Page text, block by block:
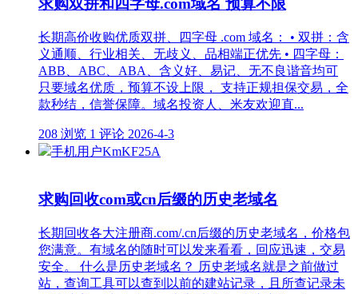
求购双拼和四字母.com域名 预算不限
长期高价收购优质双拼、四字母 .com 域名： • 双拼：含
义通顺、行业相关、无歧义、品相端正优先 • 四字母：
ABB、ABC、ABA、含义好、易记、无不良谐音均可
只要域名优质，预算不设上限， 支持正规担保交易，全
款秒结，信誉保障。域名投资人、米友欢迎直...
208 浏览 1 评论 2026-4-3
手机用户KmKF25A
求购回收com或cn后缀的历史老域名
长期回收各大注册商.com/.cn后缀的历史老域名，价格包
您满意。有域名的随时可以发来看看，回应迅速，交易
安全。 什么是历史老域名？ 历史老域名就是之前做过
站，查询工具可以查到以前的建站记录，且所查记录未